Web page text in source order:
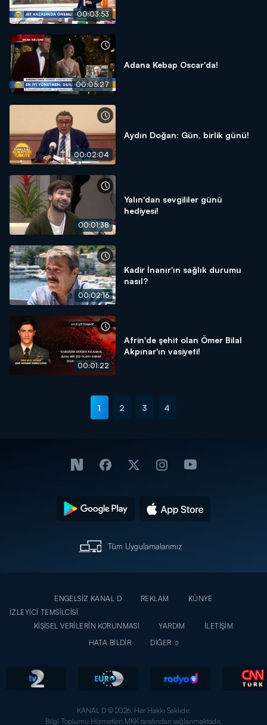
00:03:53
00:05:27
Adana Kebap Oscar'da!
00:02:04
Aydın Doğan: Gün, birlik günü!
00:01:38
Yalın'dan sevgililer günü
hediyesi!
00:02:16
Kadir İnanır'ın sağlık durumu
nasıl?
00:01:22
Afrin'de şehit olan Ömer Bilal
Akpınar'ın vasiyeti!
1 2 3 4
Tüm Uygulamalarımız
ENGELSİZ KANAL D REKLAM
KÜNYE
İZLEYİCİ TEMSİLCİSİ
KİŞİSEL VERİLERİN KORUNMASI
YARDIM
İLETİŞİM
HATA BİLDİR
DİĞER
KANAL D © 2026. Her Hakkı Saklıdır.
Bilgi Toplumu Hizmetleri MKK tarafından sağlanmaktadır.